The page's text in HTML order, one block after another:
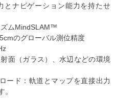
とナビゲーション能力を持たせ
ムMindSLAM™
のグローバル測位精度
面（ガラス）、水辺などの環境
ード：軌道とマップを直接出力
。